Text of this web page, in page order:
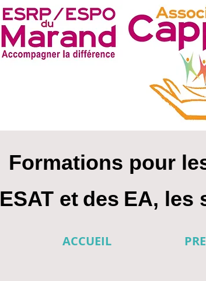
Formations pour
ESAT et des EA, les
ACCUEIL